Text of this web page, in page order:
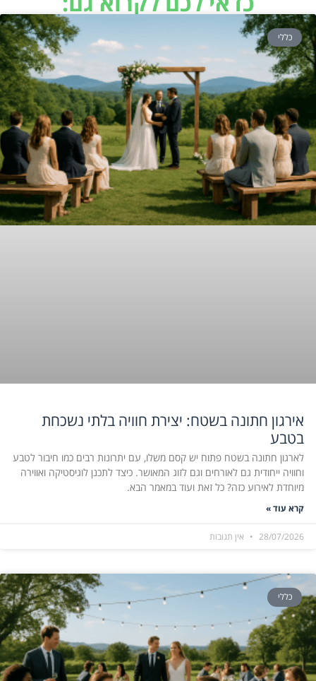
כללי
אירגון חתונה בשטח: יצירת חוויה בלתי נשכחת
בטבע
לארגון חתונה בשטח פתוח יש קסם משלו, עם יתרונות רבים כמו חיבור לטבע
וחוויה ייחודית גם לאורחים וגם לזוג המאושר. כיצד לתכנן לוגיסטיקה ואווירה
מיוחדת לאירוע כזה? כל זאת ועוד במאמר הבא.
קרא עוד »
28/07/2026 אין תגובות
כללי